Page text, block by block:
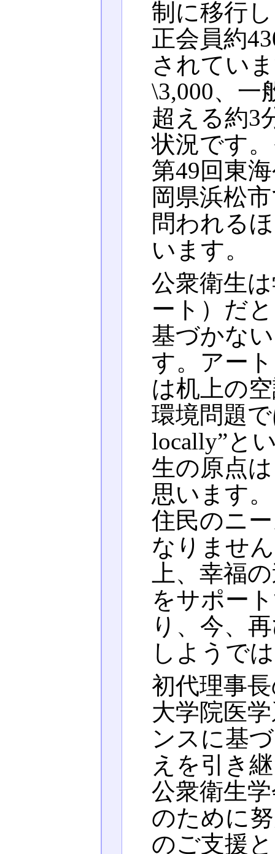
制に移行
正会員約
されてい
\3,000、一
超える約3
状況です
第49回東
岡県浜松
問われる
います。
公衆衛生
ート）だ
基づかな
す。アー
は机上の
環境問題
locally”と
生の原点
思います
住民のニ
なりませ
上、幸福
をサポー
り、今、
しようで
初代理事
大学院医
ンスに基
えを引き
公衆衛生
のために
のご支援